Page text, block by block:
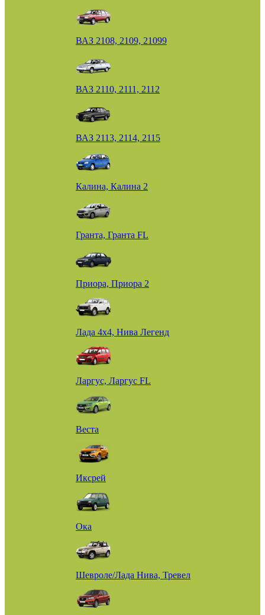
ВАЗ 2108, 2109, 21099
ВАЗ 2110, 2111, 2112
ВАЗ 2113, 2114, 2115
Калина, Калина 2
Гранта, Гранта FL
Приора, Приора 2
Лада 4х4, Нива Легенд
Ларгус, Ларгус FL
Веста
Иксрей
Ока
Шевроле/Лада Нива, Тревел